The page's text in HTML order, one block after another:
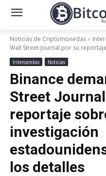
Noticias de Criptomonedas
Wall Street Journal por su
Intercambio Noticias
Binance
Street
reportaje
investigación
los detalles